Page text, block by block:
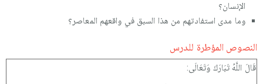
الإنسان؟
وما مدى استفادتهم من هذا السبق في واقعهم المعاصر؟
النصوص المؤطرة للدرس
قَالَ اللَّهُ تَبَارَكَ وَتَعَالَى: